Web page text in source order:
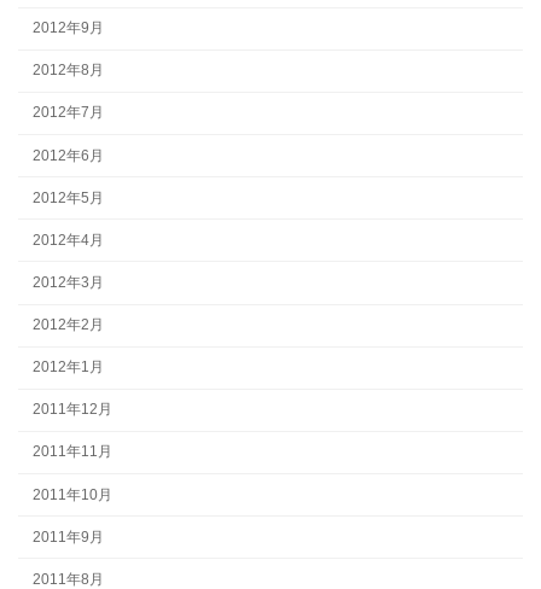
2012年9月
2012年8月
2012年7月
2012年6月
2012年5月
2012年4月
2012年3月
2012年2月
2012年1月
2011年12月
2011年11月
2011年10月
2011年9月
2011年8月